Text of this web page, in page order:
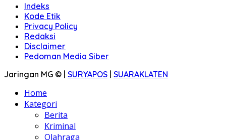
Indeks
Kode Etik
Privacy Policy
Redaksi
Disclaimer
Pedoman Media Siber
Jaringan MG © | SURYAPOS | SUARAKLATEN
Home
Kategori
Berita
Kriminal
Olahraga